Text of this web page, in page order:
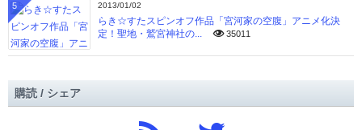
2013/01/02
らき☆すたスピンオフ作品「宮河家の空腹」アニメ化決
定！聖地・鷲宮神社の...
35011
5
購読 / シェア